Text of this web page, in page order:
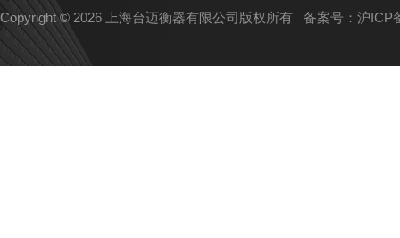
Copyright © 2026 上海台迈衡器有限公司版权所有 备案号：沪ICP